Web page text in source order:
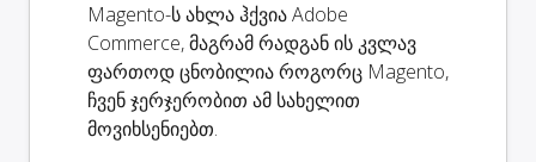
Magento-ს ახლა ჰქვია Adobe
Commerce, მაგრამ რადგან ის კვლავ
ფართოდ ცნობილია როგორც Magento,
ჩვენ ჯერჯერობით ამ სახელით
მოვიხსენიებთ.